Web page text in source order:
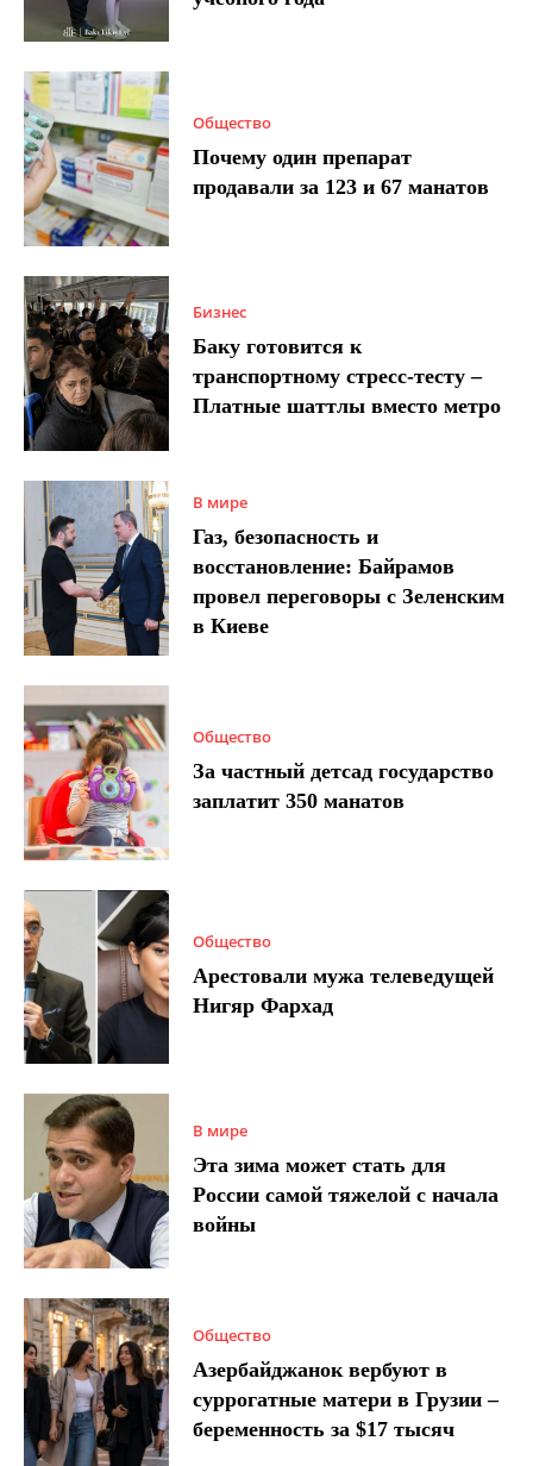
Общество
Почему один препарат
продавали за 123 и 67 манатов
Бизнес
Баку готовится к
транспортному стресс-тесту –
Платные шаттлы вместо метро
В мире
Газ, безопасность и
восстановление: Байрамов
провел переговоры с Зеленским
в Киеве
Общество
За частный детсад государство
заплатит 350 манатов
Общество
Арестовали мужа телеведущей
Нигяр Фархад
В мире
Эта зима может стать для
России самой тяжелой с начала
войны
Общество
Азербайджанок вербуют в
суррогатные матери в Грузии –
беременность за $17 тысяч